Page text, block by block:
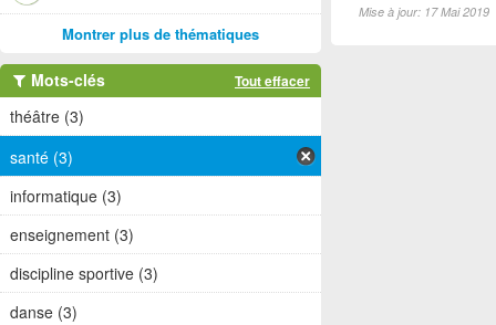
Mise à jour: 17 Mai 2019
Montrer plus de thématiques
Mots-clés Tout effacer
théâtre (3)
santé (3)
informatique (3)
enseignement (3)
discipline sportive (3)
danse (3)